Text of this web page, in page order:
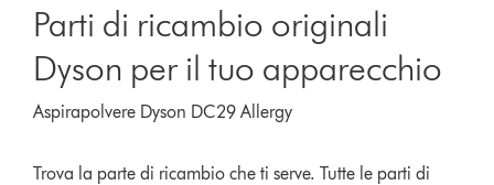
Parti di ricambio originali
Dyson per il tuo apparecchio
Aspirapolvere Dyson DC29 Allergy
Trova la parte di ricambio che ti serve. Tutte le parti di